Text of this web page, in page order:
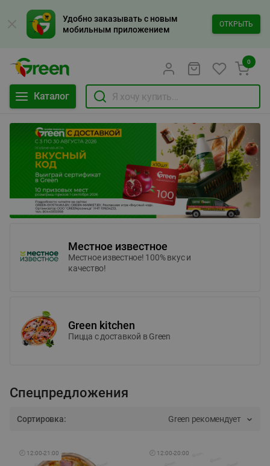
Удобно заказывать с новым
мобильным приложением
ОТКРЫТЬ
Каталог
0
Местное известное
Местное известное! 100% вкус и
качество!
Green kitchen
Пицца c доставкой в Green
Спецпредложения
Сортировка: Green рекомендует
🕘 12:00-21:00 🕘 12:00-20:00